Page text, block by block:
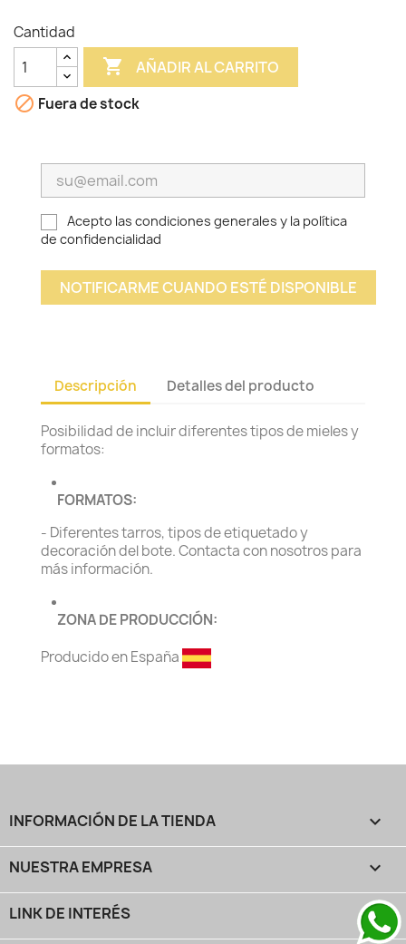
Cantidad
 AÑADIR AL CARRITO
 Fuera de stock
Acepto las condiciones generales y la política
de confidencialidad
NOTIFICARME CUANDO ESTÉ DISPONIBLE
Descripción Detalles del producto
Posibilidad de incluir diferentes tipos de mieles y
formatos:
FORMATOS:
- Diferentes tarros, tipos de etiquetado y
decoración del bote. Contacta con nosotros para
más información.
ZONA DE PRODUCCIÓN:
Producido en España
INFORMACIÓN DE LA TIENDA keyboard_arrow_down
NUESTRA EMPRESA 
LINK DE INTERÉS 